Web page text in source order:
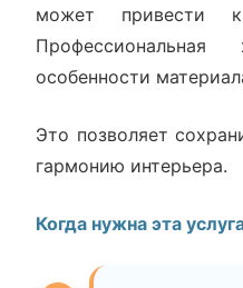
может привести
Профессиональная
особенности
Это позволяет
гармонию интерьера.
Когда нужна эта